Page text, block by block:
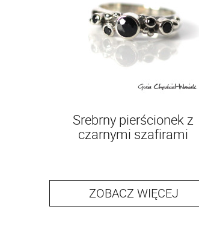
Srebrny pierścionek z
czarnymi szafirami
ZOBACZ WIĘCEJ